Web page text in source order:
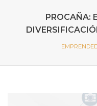
PROCAÑA: